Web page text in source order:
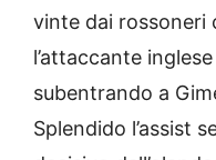
vinte dai rossoneri
l’attaccante
subentrando a
Splendido l’assist